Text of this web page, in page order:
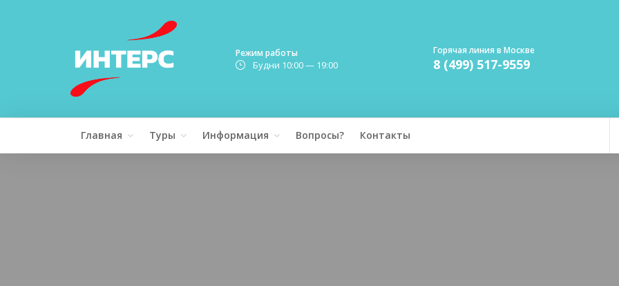
Режим работы
Будни 10:00 — 19:00
Горячая линия в Москве
8 (499) 517-9559
Главная Туры Информация Вопросы? Контакты